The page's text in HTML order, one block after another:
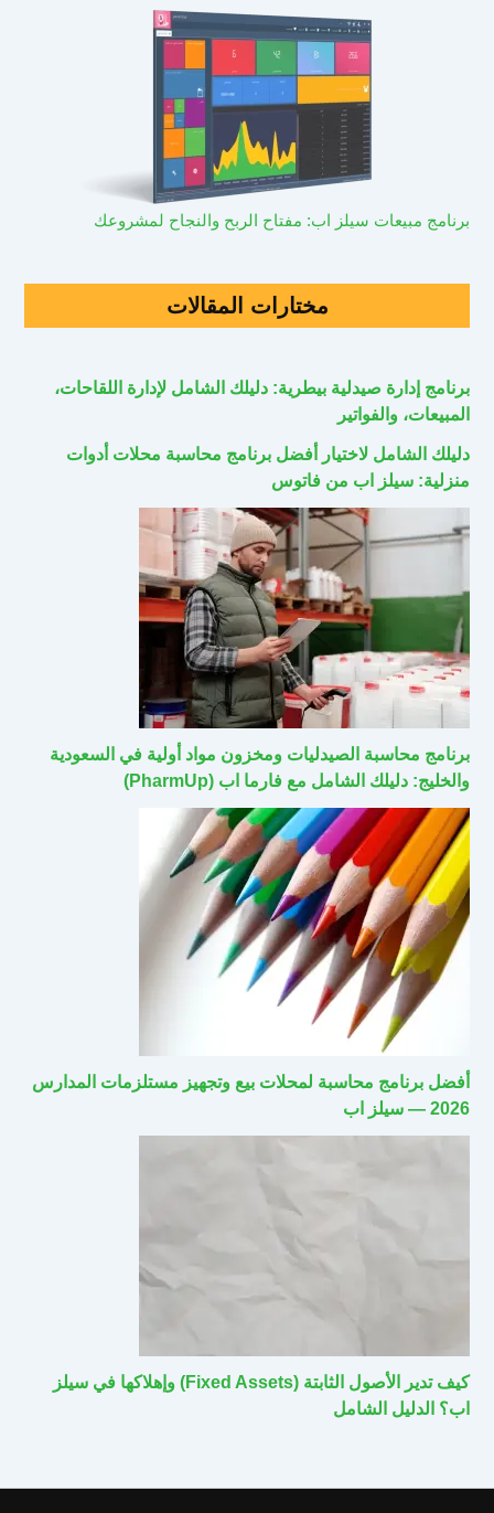
برنامج مبيعات سيلز اب: مفتاح الربح والنجاح لمشروعك
مختارات المقالات
برنامج إدارة صيدلية بيطرية: دليلك الشامل لإدارة اللقاحات،
المبيعات، والفواتير
دليلك الشامل لاختيار أفضل برنامج محاسبة محلات أدوات
منزلية: سيلز اب من فاتوس
برنامج محاسبة الصيدليات ومخزون مواد أولية في السعودية
والخليج: دليلك الشامل مع فارما اب (PharmUp)
أفضل برنامج محاسبة لمحلات بيع وتجهيز مستلزمات المدارس
2026 — سيلز اب
كيف تدير الأصول الثابتة (Fixed Assets) وإهلاكها في سيلز
اب؟ الدليل الشامل